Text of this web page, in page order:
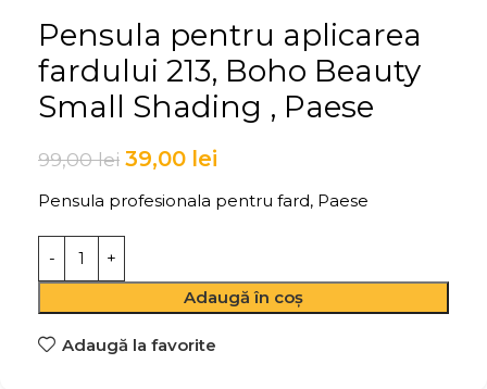
Pensula pentru aplicarea
fardului 213, Boho Beauty
Small Shading , Paese
99,00lei 39,00 lei
Pensula profesionala pentru fard, Paese
Adaugă în coș
Adaugă la favorite